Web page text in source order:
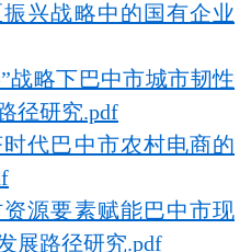
振兴战略中的国有企业
战略下巴中市城市韧性
径研究.pdf
时代巴中市农村电商的
资源要素赋能巴中市现
展路径研究.pdf